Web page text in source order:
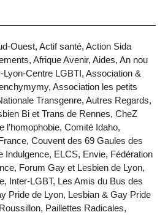
Ouest, Actif santé, Action Sida
Afrique Avenir, Aides, An nou
Centre LGBTI, Association &
Association les petits
Transgenre, Autres Regards,
Bi et Trans de Rennes, CheZ
l’homophobie, Comité Idaho,
Couvent des 69 Gaules des
Indulgence, ELCS, Envie, Fédération
Forum Gay et Lesbien de Lyon,
Inter-LGBT, Les Amis du Bus des
Pride de Lyon, Lesbian & Gay Pride
Paillettes Radicales,